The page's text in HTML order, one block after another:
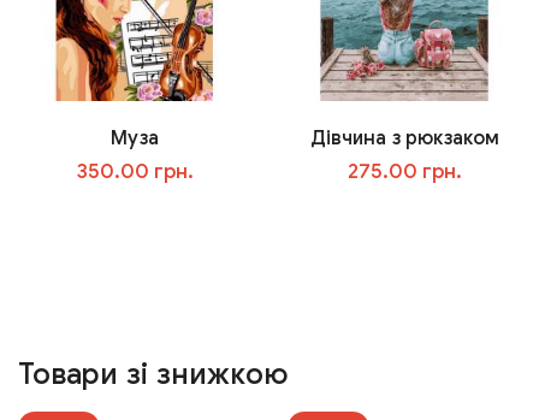
Муза
350.00 грн.
Дівчина з рюкзаком
275.00 грн.
Товари зі знижкою